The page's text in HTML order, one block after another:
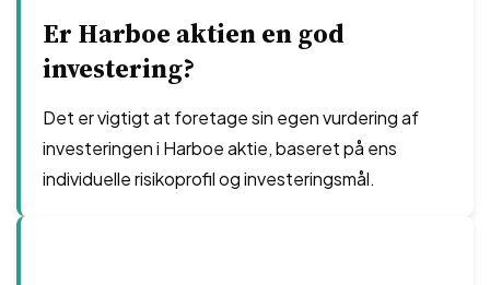
Er Harboe aktien en god
investering?
Det er vigtigt at foretage sin egen vurdering af
investeringen i Harboe aktie, baseret på ens
individuelle risikoprofil og investeringsmål.